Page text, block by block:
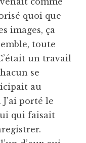
quoi que
images, ça
toute
un travail
se
au
porté le
qui faisait